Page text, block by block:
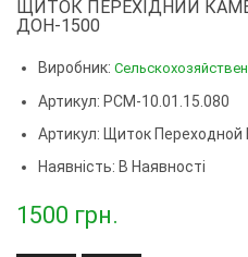
ЩИТОК ПЕРЕХІДНИЙ
ДОН-1500
Виробник:
Артикул: РСМ-10.01.15.080
Артикул: Щиток Переходной
Наявність: В Наявності
1500 грн.